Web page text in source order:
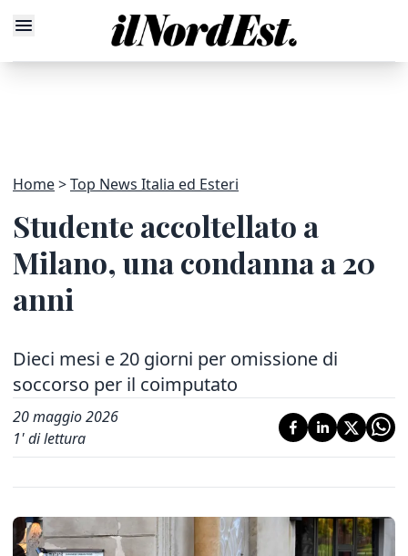
Home Top News Italia ed Esteri
Studente accoltellato a
Milano, una condanna a 20
anni
Dieci mesi e 20 giorni per omissione di
soccorso per il coimputato
20 maggio 2026
1' di lettura